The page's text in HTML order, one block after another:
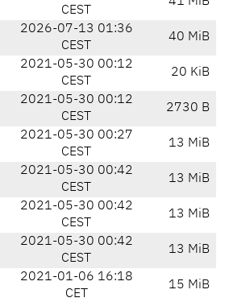
CEST
2026-07-13 01:36
CEST
40 MiB
2021-05-30 00:12
CEST
20 KiB
2021-05-30 00:12
CEST
2730 B
2021-05-30 00:27
CEST
13 MiB
2021-05-30 00:42
CEST
13 MiB
2021-05-30 00:42
CEST
13 MiB
2021-05-30 00:42
CEST
13 MiB
2021-01-06 16:18
CET
15 MiB